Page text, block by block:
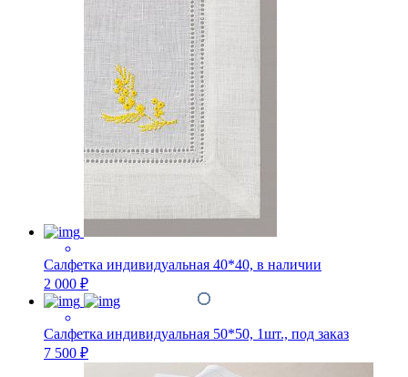
Салфетка индивидуальная 40*40, в наличии
2 000 ₽
Салфетка индивидуальная 50*50, 1шт., под заказ
7 500 ₽